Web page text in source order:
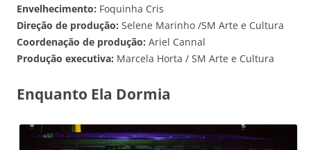
Envelhecimento: Foquinha Cris
Direção de produção: Selene Marinho /SM Arte e Cultura
Coordenação de produção: Ariel Cannal
Produção executiva: Marcela Horta / SM Arte e Cultura
Enquanto Ela Dormia